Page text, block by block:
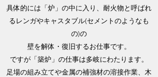
具体的には「炉」の中に入り、耐火物と呼ばれ
るレンガやキャスタブル(セメントのようなも
の)の
壁を解体・復旧するお仕事です。
ですが「築炉」の仕事は多岐にわたります。
足場の組み立てや金属の補強材の溶接作業、木